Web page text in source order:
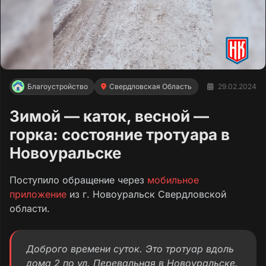
Благоустройство Свердловская Область 29.02.2024
Зимой — каток, весной —
горка: состояние тротуара в
Новоуральске
Поступило обращение через мобильное
приложение из г. Новоуральск Свердловской
области.
Доброго времени суток. Это тротуар вдоль
дома 2 по ул. Перевальная в Новоуральске.